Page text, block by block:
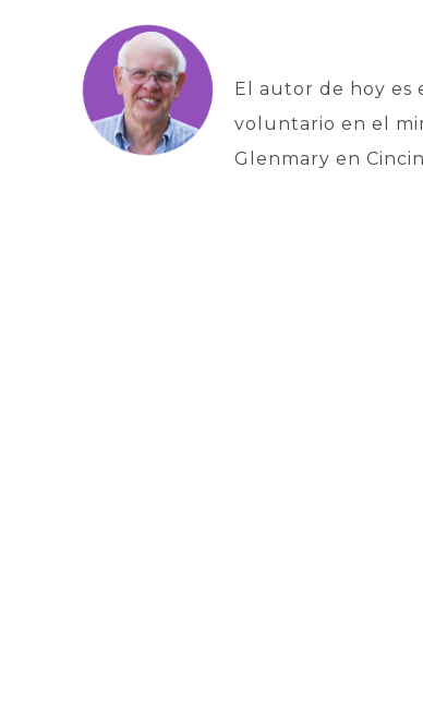
El autor de hoy es
voluntario en el
Glenmary en